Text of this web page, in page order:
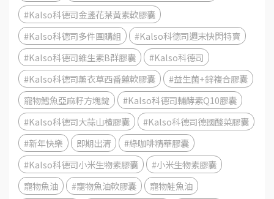
#Kalso科德司金盞花葉黃素軟膠囊
#Kalso科德司多件團購組
#Kalso科德司週末快閃特賣
#Kalso科德司維生素B群膠囊
#Kalso科德司
#Kalso科德司薰衣草西番蓮軟膠囊
#益生菌+鋅複合膠囊
寵物鱈魚亞麻籽方塊錠
#Kalso科德司輔酵素Q10膠囊
#Kalso科德司大蒜山楂膠囊
#Kalso科德司德國酸菜膠囊
#新年快樂
即期出清
#綠咖啡精華膠囊
#Kalso科德司小米生物素膠囊
#小米生物素膠囊
寵物魚油
#寵物魚油軟膠囊
寵物鮭魚油